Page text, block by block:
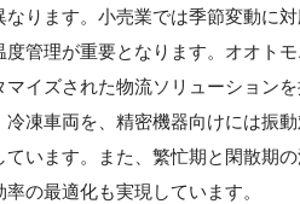
ります。小売業では季節変動に
管理が重要となります。オオト
イズされた物流ソリューション
凍車両を、精密機器向けには振
います。また、繁忙期と閑散期
の最適化も実現しています。